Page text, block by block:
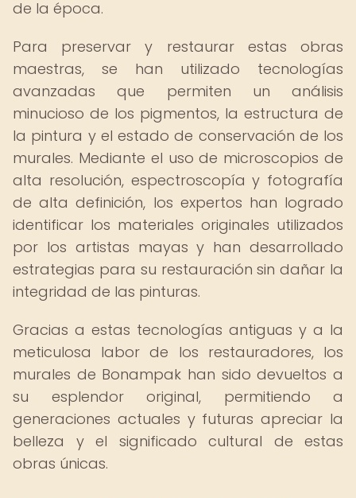
de la época.
Para preservar y restaurar estas obras
maestras, se han utilizado tecnologías
avanzadas que permiten un análisis
minucioso de los pigmentos, la estructura de
la pintura y el estado de conservación de los
murales. Mediante el uso de microscopios de
alta resolución, espectroscopía y fotografía
de alta definición, los expertos han logrado
identificar los materiales originales utilizados
por los artistas mayas y han desarrollado
estrategias para su restauración sin dañar la
integridad de las pinturas.
Gracias a estas tecnologías antiguas y a la
meticulosa labor de los restauradores, los
murales de Bonampak han sido devueltos a
su esplendor original, permitiendo a
generaciones actuales y futuras apreciar la
belleza y el significado cultural de estas
obras únicas.